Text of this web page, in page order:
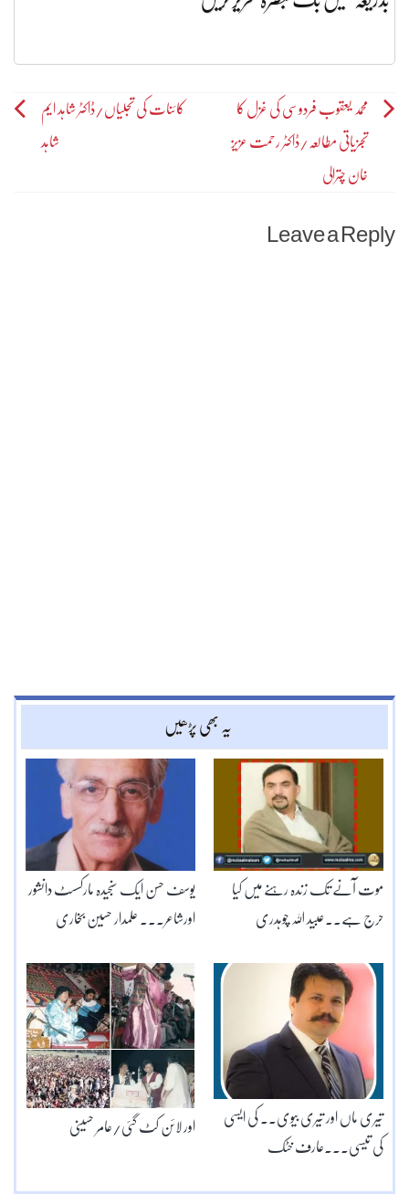
Post
navigation
محمد یعقوب فردوسی کی غزل کا
تجزیاتی مطالعہ/ڈاکٹر رحمت عزیز
خان چترالی
کائنات کی تجلیاں/ڈاکٹر شاہد ایم
شاہد
Leave a Reply
یہ بھی پڑھیں
یوسف حسن ایک سنجیدہ مارکسسٹ دانشور
اورشاعر۔۔۔ علمدار حسین بخاری
موت آنے تک زندہ رہنے میں کیا
حرج ہے۔۔عبید اللہ چوہدری
اور لائن کٹ گئی/عامر حسینی
تیری ماں اور تیری بیوی۔۔ کی ایسی
کی تیسی۔۔۔عارف خٹک